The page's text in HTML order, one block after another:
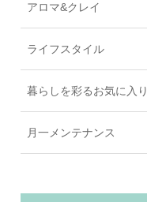
アロマ&クレイ
ライフスタイル
暮らしを彩るお気に入り
月一メンテナンス